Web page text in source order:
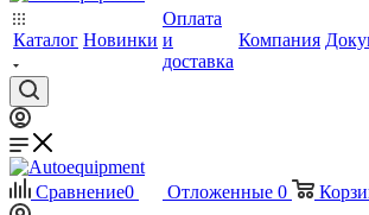
Каталог Новинки
Оплата
и
доставка
Компания
Сравнение0 Отложенные 0